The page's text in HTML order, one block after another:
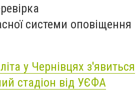
системи оповіщення
у Чернівцях з'явиться
стадіон від УЄФА